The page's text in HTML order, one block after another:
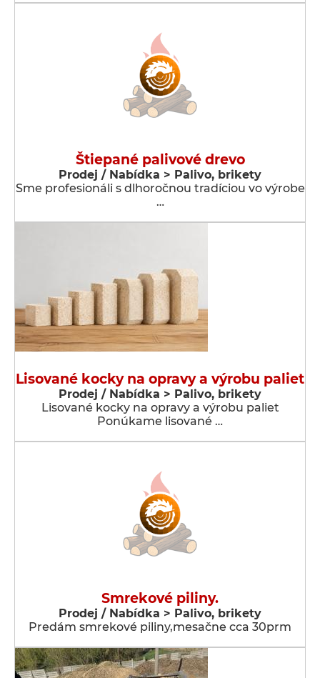
Štiepané palivové drevo
Prodej / Nabídka > Palivo, brikety
Sme profesionáli s dlhoročnou tradíciou vo výrobe
…
Lisované kocky na opravy a výrobu paliet
Prodej / Nabídka > Palivo, brikety
Lisované kocky na opravy a výrobu paliet
Ponúkame lisované …
Smrekové piliny.
Prodej / Nabídka > Palivo, brikety
Predám smrekové piliny,mesačne cca 30prm